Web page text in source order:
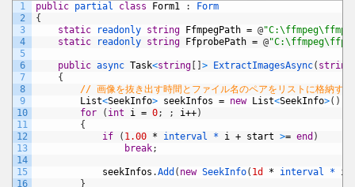
1
2
3
4
5
6
7
8
9
10
11
12
13
14
15
16
public partial class Form1 :
Form
{
static
readonly string FfmpegPath = @
static
readonly string FfprobePath = @
public async Task<string > ExtractImagesAsync( string
{
// 画像を抜き出す時間とファイル名のペアをリストに格納する
List<SeekInfo> seekInfos = new List<SeekInfo>( )
for
( int i = 0; ; i++)
{
if
( 1.00 * interval * i + start >= end )
break;
seekInfos .Add ( new SeekInfo( 1d * interval * i
}